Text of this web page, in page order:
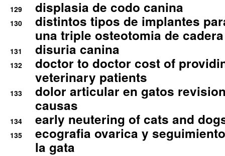
129 displasia de codo canina
130
distintos tipos de implantes
una triple osteotomia de cadera
131 disuria canina
132
doctor to doctor cost of
veterinary patients
133
dolor articular en gatos
causas
134 early neutering of cats and
135
ecografia ovarica y
la gata